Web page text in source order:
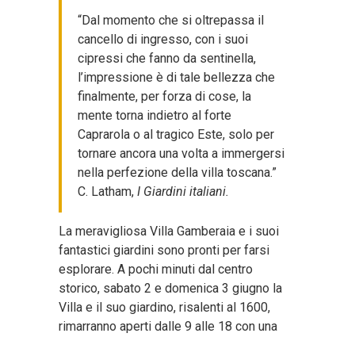
“Dal momento che si oltrepassa il
cancello di ingresso, con i suoi
cipressi che fanno da sentinella,
l’impressione è di tale bellezza che
finalmente, per forza di cose, la
mente torna indietro al forte
Caprarola o al tragico Este, solo per
tornare ancora una volta a immergersi
nella perfezione della villa toscana.”
C. Latham, I Giardini italiani.
La meravigliosa Villa Gamberaia e i suoi
fantastici giardini sono pronti per farsi
esplorare. A pochi minuti dal centro
storico, sabato 2 e domenica 3 giugno la
Villa e il suo giardino, risalenti al 1600,
rimarranno aperti dalle 9 alle 18 con una